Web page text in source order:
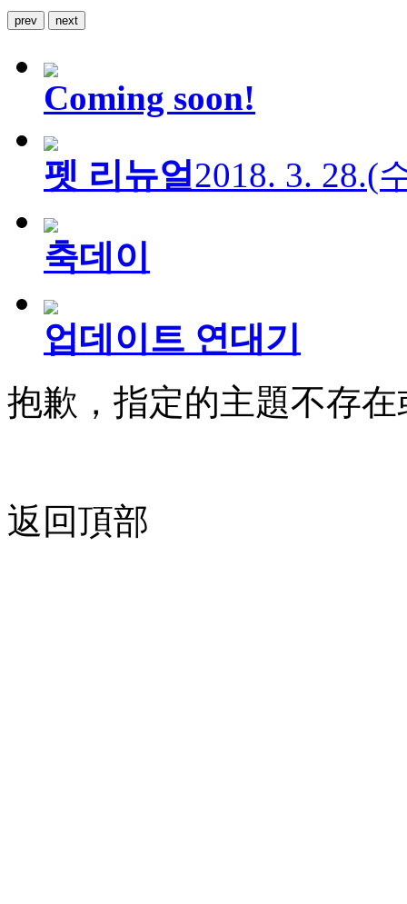
prev next
Coming soon!
펫 리뉴얼2018. 3. 28.(
축데이
업데이트 연대기
抱歉，指定的主題不存
返回頂部